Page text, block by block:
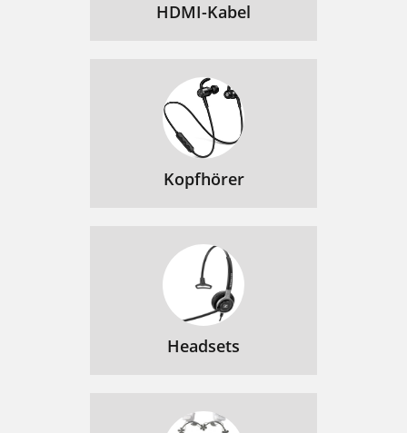
HDMI-Kabel
Kopfhörer
Headsets